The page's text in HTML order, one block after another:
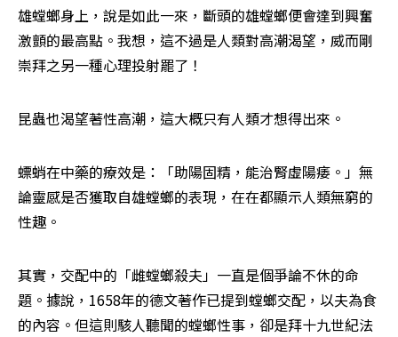
雄螳螂身上，說是如此一來，斷頭的雄螳螂便會達到興奮
激顫的最高點。我想，這不過是人類對高潮渴望，威而剛
崇拜之另一種心理投射罷了！
昆蟲也渴望著性高潮，這大概只有人類才想得出來。
螵蛸在中藥的療效是：「助陽固精，能治腎虛陽痿。」無
論靈感是否獲取自雄螳螂的表現，在在都顯示人類無窮的
性趣。
其實，交配中的「雌螳螂殺夫」一直是個爭論不休的命
題。據說，1658年的德文著作已提到螳螂交配，以夫為食
的內容。但這則駭人聽聞的螳螂性事，卻是拜十九世紀法